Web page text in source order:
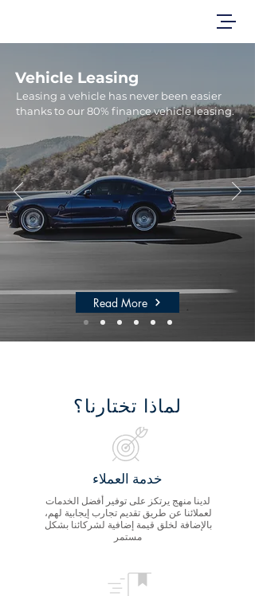
Vehicle Leasing
Leasing a vehicle has never been easier
thanks to our 80% finance vehicle leasing.
Read More
لماذا تختارنا؟
خدمة العملاء
لدينا منهج يرتكز على توفير أفضل الخدمات
لعملائنا عن طريق تقديم تجارب إيجابية لهم،
بالإضافة لخلق قيمة إضافية لشركائنا بشكل
مستمر